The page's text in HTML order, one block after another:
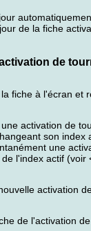
de la fiche
de
fiche à l'écran et
activation de
son index
une
l'index actif (voir
activation
de l'activation